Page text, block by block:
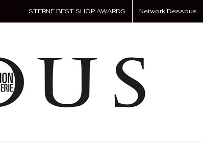
STERNE BEST SHOP AWARDS Network Dessous